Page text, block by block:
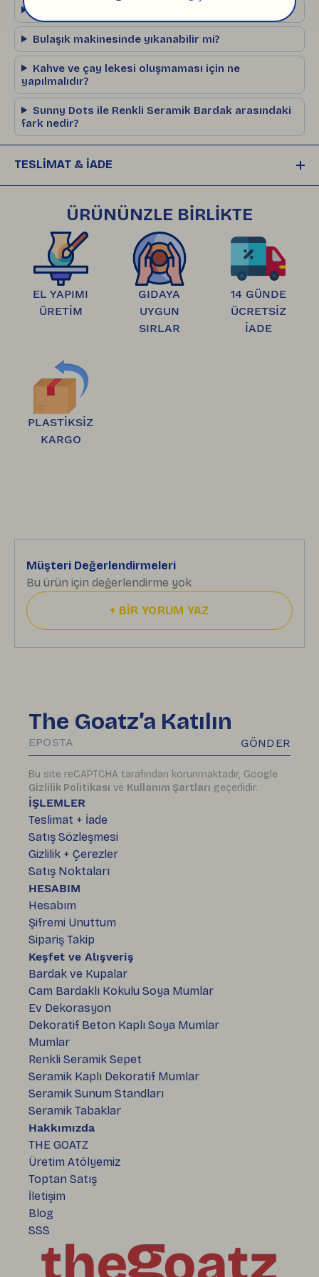
Bulaşık makinesinde yıkanabilir mi?
Kahve ve çay lekesi oluşmaması için ne
yapılmalıdır?
Sunny Dots ile Renkli Seramik Bardak arasındaki
fark nedir?
TESLİMAT & İADE
plastiksiz, çevre dostu ambalajlarla hazırlanıp
HepsiJet ile size gönderilir. Kargonuz yola
çıktığında takip numaranız e-posta ve SMS
olarak size iletilir.
Ürünlerinizi teslim aldıktan sonra,
14 gün içinde
hasarsız ve satılabilir durumda olan ürünleri
ücretsiz olarak iade edebilirsiniz. İadeler
bankanıza iletilir.
ÜRÜNÜNZLE BİRLİKTE
EL YAPIMI
ÜRETİM
GIDAYA
UYGUN
SIRLAR
14 GÜNDE
ÜCRETSİZ
İADE
PLASTİKSİZ
KARGO
Müşteri Değerlendirmeleri
Bu ürün için değerlendirme yok
+ BİR YORUM YAZ
İŞLEMLER
Teslimat + İade
Satış Sözleşmesi
Gizlilik + Çerezler
Satış Noktaları
HESABIM
Hesabım
Şifremi Unuttum
Sipariş Takip
Keşfet ve Alışveriş
Bardak ve Kupalar
Cam Bardaklı Kokulu Soya Mumlar
Ev Dekorasyon
Dekoratif Beton Kaplı Soya Mumlar
Mumlar
Renkli Seramik Sepet
Seramik Kaplı Dekoratif Mumlar
Seramik Sunum Standları
Seramik Tabaklar
Hakkımızda
THE GOATZ
Üretim Atölyemiz
Toptan Satış
İletişim
Blog
SSS
The Goatz’a Katılın
GÖNDER
Bu site reCAPTCHA tarafından korunmaktadır, Google
Gizlilik Politikası ve Kullanım Şartları geçerlidir.